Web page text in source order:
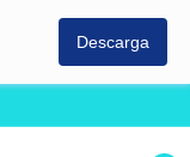
Descarga